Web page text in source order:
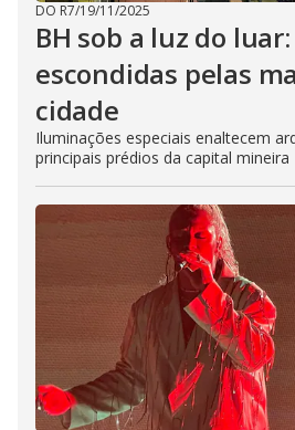
DO R7/19/11/2025
BH sob a luz do
escondidas pelas
cidade
Iluminações especiais enaltecem
principais prédios da capital mineira